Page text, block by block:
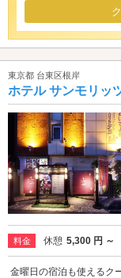
東京都 台東区根岸
ホテル サンモリッ
料金 休憩 5,300 円 ～
金曜日の宿泊も使えるク